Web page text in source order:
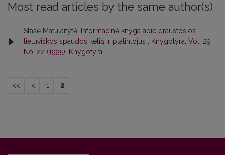
Most read articles by the same author(s)
Stasė Matulaitytė, Informacinė knyga apie draustosios
lietuviškos spaudos kelią ir platintojus , Knygotyra: Vol. 29
No. 22 (1995): Knygotyra
<< < 1 2